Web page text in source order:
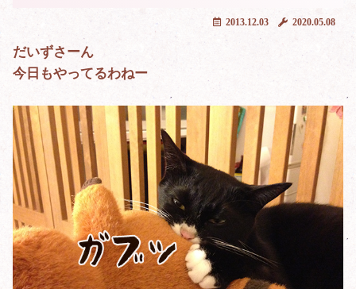
2020.05.08
2013.12.03
だいずさーん
今日もやってるわねー